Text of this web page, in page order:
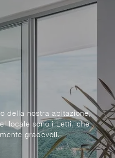
della nostra abitazione,
locale sono i Letti, che
gradevoli.